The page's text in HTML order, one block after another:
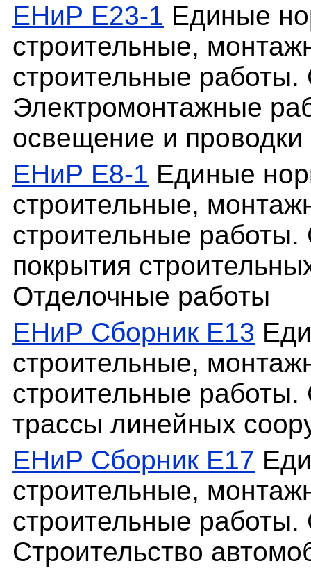
ЕНиР Е23-1 Единые
строительные,
строительные
Электромонтажные
освещение и проводки
ЕНиР Е8-1 Единые
строительные,
строительные
покрытия
Отделочные работы
ЕНиР Сборник Е13
строительные,
строительные
трассы линейных
ЕНиР Сборник Е17
строительные,
строительные
Строительство